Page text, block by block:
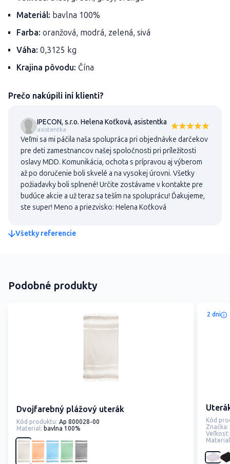
Materiál: bavlna 100%
Farba: oranžová, modrá, zelená, sivá
Váha: 0,3125 kg
Krajina pôvodu: Čína
Prečo nakúpili iní klienti?
IPECON, s.r.o. Helena Koťková, asistentka
asistentka
Veľmi sa mi páčila naša spolupráca pri objednávke darčekov
pre deti zamestnancov našej spoločnosti pri príležitosti
oslavy MDD. Komunikácia, ochota s prípravou aj výberom
až po doručenie boli skvelé a na vysokej úrovni. Všetky
požiadavky boli splnené! Určite zostávame v kontakte pre
budúce akcie a už teraz sa teším na spoluprácu! Ďakujeme,
ste super! Meno a priezvisko: Helena Koťková
Všetky referencie
Podobné produkty
Dvojfarebný plážový uterák
Kód produktu: Ap 800028-00
Material: bavlna 100%
2 dni
Kód
Značka:
Veľkosť: